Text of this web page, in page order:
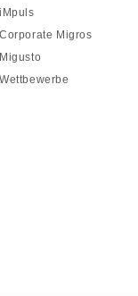
iMpuls
Corporate Migros
Migusto
Wettbewerbe